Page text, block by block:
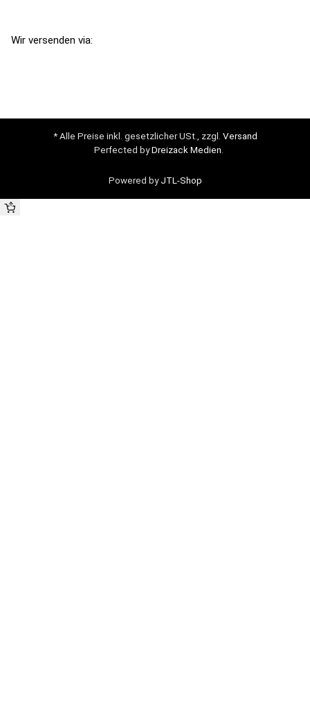
Wir versenden via:
* Alle Preise inkl. gesetzlicher USt., zzgl. Versand
Perfected byDreizack Medien
Powered by JTL-Shop